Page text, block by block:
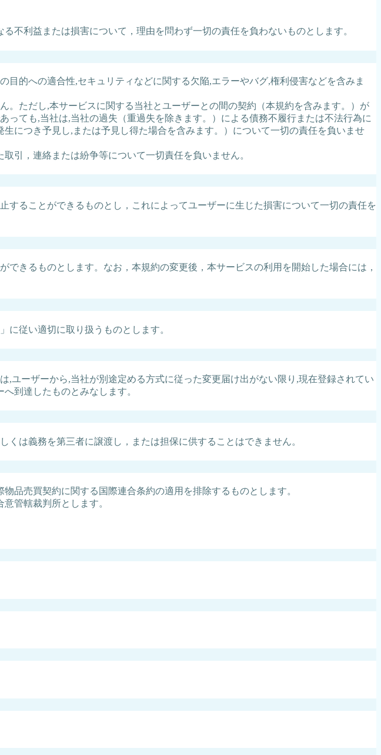
不利益または損害について，理由を問わず一切の責任を負わないものとします。
的への適合性,セキュリティなどに関する欠陥,エラーやバグ,権利侵害などを含みま
ただし,本サービスに関する当社とユーザーとの間の契約（本規約を含みます。）が
ても,当社は,当社の過失（重過失を除きます。）による債務不履行または不法行為に
につき予見し,または予見し得た場合を含みます。）について一切の責任を負いませ
引，連絡または紛争等について一切責任を負いません。
ることができるものとし，これによってユーザーに生じた損害について一切の責任を
きるものとします。なお，本規約の変更後，本サービスの利用を開始した場合には，
に従い適切に取り扱うものとします。
ユーザーから,当社が別途定める方式に従った変更届け出がない限り,現在登録されてい
到達したものとみなします。
は義務を第三者に譲渡し，または担保に供することはできません。
品売買契約に関する国際連合条約の適用を排除するものとします。
管轄裁判所とします。